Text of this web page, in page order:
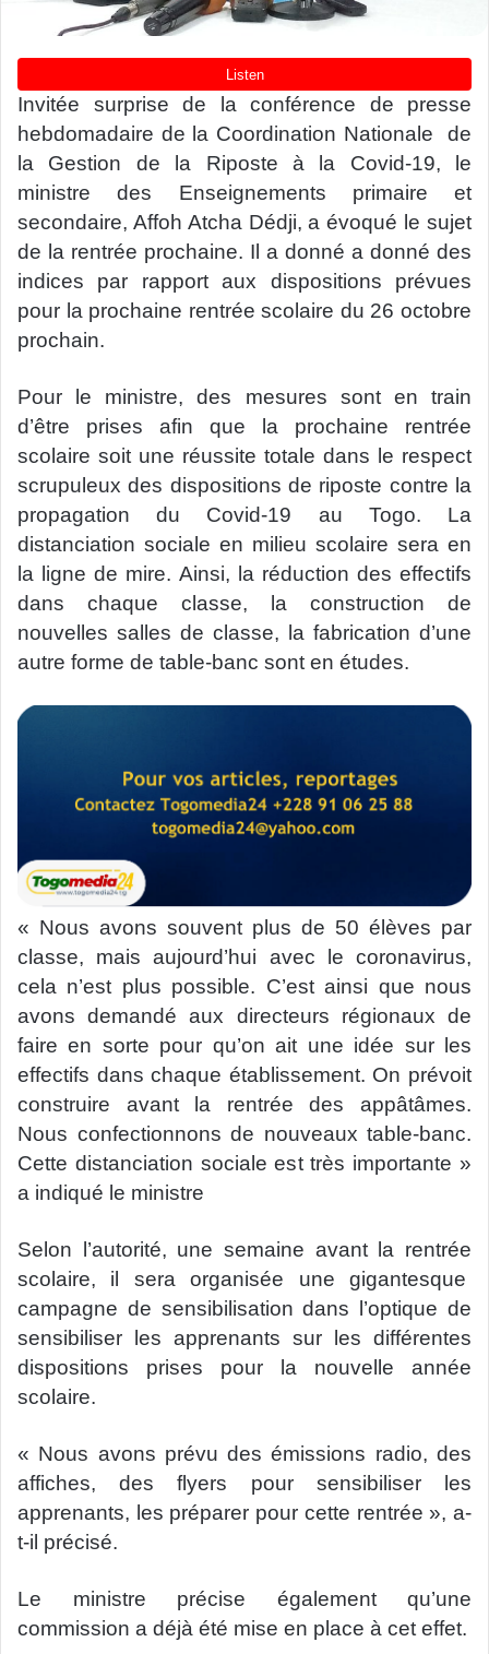
Invitée surprise de la conférence de presse
hebdomadaire de la Coordination Nationale de
la Gestion de la Riposte à la Covid-19, le
ministre des Enseignements primaire et
secondaire, Affoh Atcha Dédji, a évoqué le sujet
de la rentrée prochaine. Il a donné a donné des
indices par rapport aux dispositions prévues
pour la prochaine rentrée scolaire du 26 octobre
prochain.
Pour le ministre, des mesures sont en train
d’être prises afin que la prochaine rentrée
scolaire soit une réussite totale dans le respect
scrupuleux des dispositions de riposte contre la
propagation du Covid-19 au Togo. La
distanciation sociale en milieu scolaire sera en
la ligne de mire. Ainsi, la réduction des effectifs
dans chaque classe, la construction de
nouvelles salles de classe, la fabrication d’une
autre forme de table-banc sont en études.
« Nous avons souvent plus de 50 élèves par
classe, mais aujourd’hui avec le coronavirus,
cela n’est plus possible. C’est ainsi que nous
avons demandé aux directeurs régionaux de
faire en sorte pour qu’on ait une idée sur les
effectifs dans chaque établissement. On prévoit
construire avant la rentrée des appâtâmes.
Nous confectionnons de nouveaux table-banc.
Cette distanciation sociale est très importante »
a indiqué le ministre
Selon l’autorité, une semaine avant la rentrée
scolaire, il sera organisée une gigantesque
campagne de sensibilisation dans l’optique de
sensibiliser les apprenants sur les différentes
dispositions prises pour la nouvelle année
scolaire.
« Nous avons prévu des émissions radio, des
affiches, des flyers pour sensibiliser les
apprenants, les préparer pour cette rentrée », a-
t-il précisé.
Le ministre précise également qu’une
commission a déjà été mise en place à cet effet.